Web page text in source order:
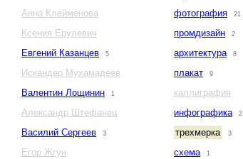
Анна Клейменова
Ксения Ерулевич
Евгений Казанцев
5
Искандер Мухамадеев
Валентин Лощинин
1
Александр Штефанец
Василий Сергеев
3
Егор Жгун
фотография 21
промдизайн 2
архитектура 8
плакат 9
каллиграфия
инфографика
2
трехмерка 3
схема 1